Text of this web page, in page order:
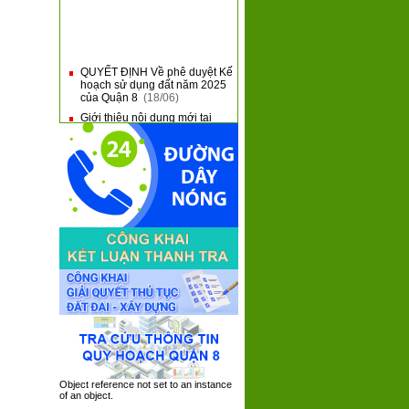
QUYẾT ĐỊNH Về phê duyệt Kế
hoạch sử dụng đất năm 2025
của Quận 8 (18/06)
Giới thiệu nội dung mới tại
Thông tư 31 và Thông tư 32
của Bộ Tài Chính
■QUẬN 8 KHAI MẠC HỘI THAO
QUỐC PHÒNG NĂM 2025
(09/06)
■ QUẬN 8: SƠ KẾT 05 NĂM
THỰC HIỆN CHƯƠNG TRÌNH
TỔNG THỂ CẢI CÁCH HÀNH
CHÍNH NHÀ NƯỚC GIAI
ĐOẠN 2021 - 2030(08/06)
■QUẬN 8 TIẾP XÚC, ĐỐI
THOẠI VỚI DOANH NGHIỆP
TRÊN ĐỊA BÀN NĂM 2025
(05/06)
Object reference not set to an instance
of an object.